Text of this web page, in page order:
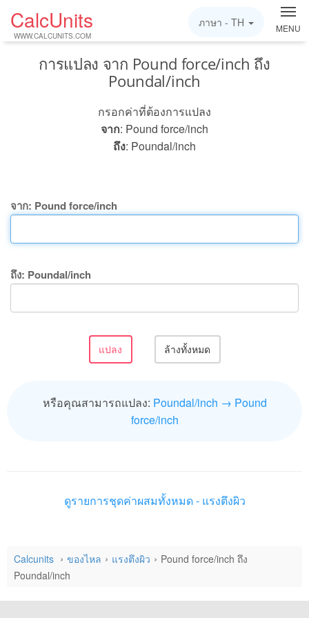
CalcUnits
WWW.CALCUNITS.COM
MENU
ภาษา - TH
การแปลง จาก Pound force/inch ถึง
Poundal/inch
กรอกค่าที่ต้องการแปลง
จาก: Pound force/inch
ถึง: Poundal/inch
จาก: Pound force/inch
ถึง: Poundal/inch
หรือคุณสามารถแปลง: Poundal/inch → Pound
force/inch
ดูรายการชุดค่าผสมทั้งหมด - แรงตึงผิว
Calcunits ของไหล แรงตึงผิว
Pound force/inch ถึง
Poundal/inch